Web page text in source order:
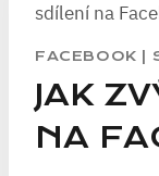
sdílení na
FACEBOOK
JAK
NA